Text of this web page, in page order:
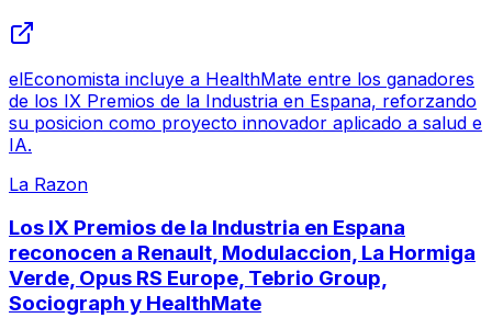
elEconomista incluye a HealthMate entre los ganadores
de los IX Premios de la Industria en Espana, reforzando
su posicion como proyecto innovador aplicado a salud e
IA.
La Razon
Los IX Premios de la Industria en Espana
reconocen a Renault, Modulaccion, La Hormiga
Verde, Opus RS Europe, Tebrio Group,
Sociograph y HealthMate